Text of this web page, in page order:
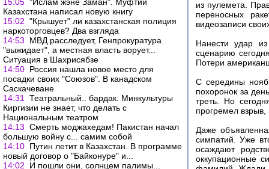
Казахстана написал новую книгу
15:02 "Крышует" ли казахстанская полиция
наркоторговцев? Два взгляда
14:53
МВД расследует, Генпрокуратура
"выжидает", а местная власть ворует...
Ситуация в Шахрисябзе
14:50 Россия нашла новое место для
посадки своих "Союзов". В канадском
Саскачеване
14:31
Театральный.. бардак. Минкультуры
Киргизии не знает, что делать с
Национальным театром
14:13 Смерть моджахедам! Пакистан начал
большую войну с... самим собой
14:10 Путин летит в Казахстан. В программе
новый договор о "Байконуре" и...
14:02
И пошли они, солнцем палимы...
из пулемета.
переносных
видеозаписи
Нанести удар
сценарию
Потери
С середины
похоронок за
треть. Но
прогремел
Даже
симпатий. Уже
осаждают
оккупационные